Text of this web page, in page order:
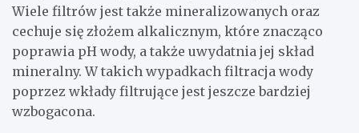
Wiele filtrów jest także mineralizowanych oraz
cechuje się złożem alkalicznym, które znacząco
poprawia pH wody, a także uwydatnia jej skład
mineralny. W takich wypadkach filtracja wody
poprzez wkłady filtrujące jest jeszcze bardziej
wzbogacona.